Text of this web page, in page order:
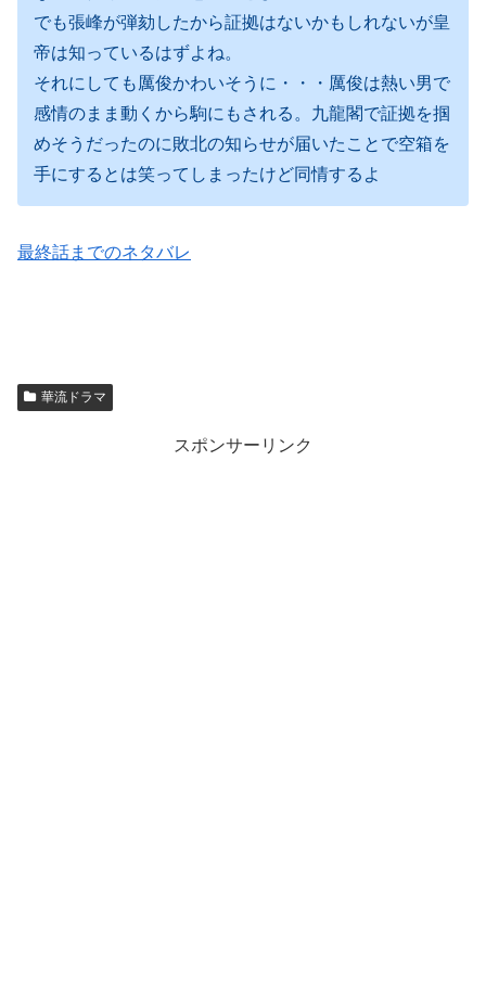
でも張峰が弾劾したから証拠はないかもしれないが皇
帝は知っているはずよね。
それにしても厲俊かわいそうに・・・厲俊は熱い男で
感情のまま動くから駒にもされる。九龍閣で証拠を掴
めそうだったのに敗北の知らせが届いたことで空箱を
手にするとは笑ってしまったけど同情するよ
最終話までのネタバレ
華流ドラマ
スポンサーリンク